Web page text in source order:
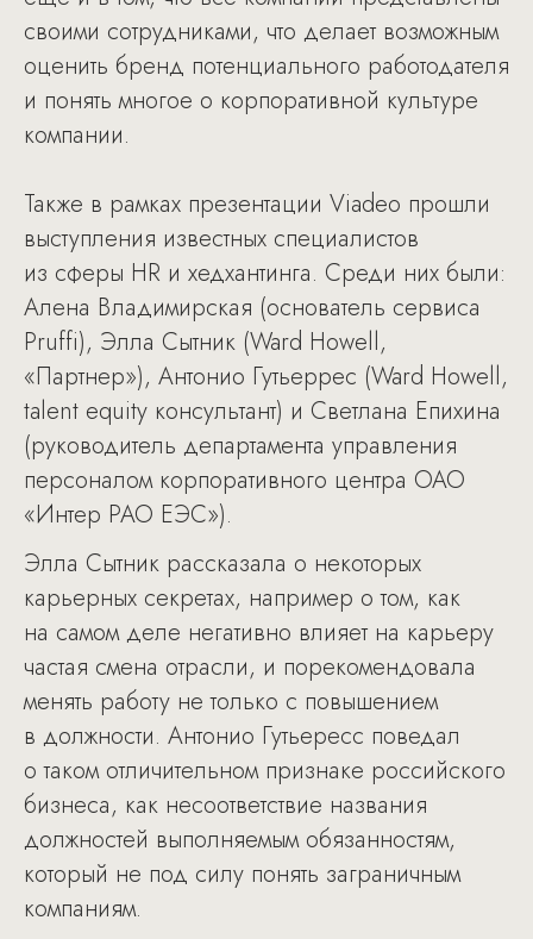
своими сотрудниками, что делает возможным
оценить бренд потенциального работодателя
и понять многое о корпоративной культуре
компании.
Также в рамках презентации Viadeo прошли
выступления известных специалистов
из сферы HR и хедхантинга. Среди них были:
Алена Владимирская (основатель сервиса
Pruffi), Элла Сытник (Ward Howell,
«Партнер»), Антонио Гутьеррес (Ward Howell,
talent equity консультант) и Светлана Епихина
(руководитель департамента управления
персоналом корпоративного центра ОАО
«Интер РАО ЕЭС»).
Элла Сытник рассказала о некоторых
карьерных секретах, например о том, как
на самом деле негативно влияет на карьеру
частая смена отрасли, и порекомендовала
менять работу не только с повышением
в должности. Антонио Гутьересс поведал
о таком отличительном признаке российского
бизнеса, как несоответствие названия
должностей выполняемым обязанностям,
который не под силу понять заграничным
компаниям.